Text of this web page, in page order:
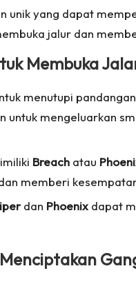
unik yang dapat
jalur dan
Membuka
menutupi
untuk mengeluarkan
Breach atau
memberi
dan Phoenix dapat